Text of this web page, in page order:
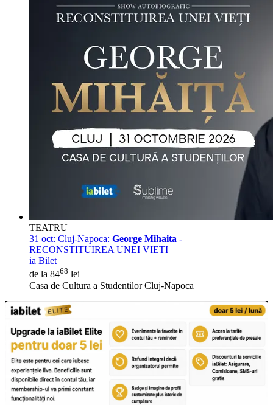
TEATRU
31 oct: Cluj-Napoca: George Mihaita -
RECONSTITUIREA UNEI VIETI
ia Bilet
de la 8468 lei
Casa de Cultura a Studentilor Cluj-Napoca